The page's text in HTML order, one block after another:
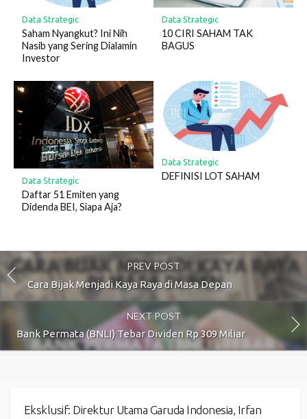
Data Strategic
Saham Nyangkut? Ini Nih
Nasib yang Sering Dialamin
Investor
Data Strategic
10 CIRI SAHAM TAK
BAGUS
Data Strategic
Daftar 51 Emiten yang
Didenda BEI, Siapa Aja?
Data Strategic
DEFINISI LOT SAHAM
PREV POST
Cara Bijak Menjadi Kaya Raya di Masa Depan
NEXT POST
Bank Permata (BNLI) Tebar Dividen Rp 309 Miliar
Eksklusif: Direktur Utama Garuda Indonesia, Irfan